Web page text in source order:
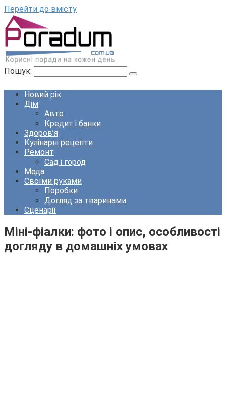
Перейти до вмісту
Пошук:
Новий рік
Дім
Авто
Кредит і банки
Здоров’я
Кулінарні рецепти
Ремонт
Сад і город
Мода
Своїми руками
Поробки
Догляд за тваринами
Сценарії
Міні-фіалки: фото і опис, особливості
догляду в домашніх умовах